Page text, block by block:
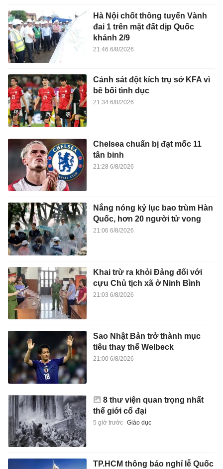
Hà Nội chốt thông tuyến Vành
đai 1 trên mặt đất dịp Quốc
khánh 2/9
21:46 6/8/2026
Cảnh sát đột kích trụ sở KFA vì
bê bối tình dục
21:34 6/8/2026
Chelsea chuẩn bị đạt mốc 11
tân binh
21:28 6/8/2026
Nắng nóng kỷ lục bao trùm Hàn
Quốc, hơn 20 người tử vong
21:06 6/8/2026
Khai trừ ra khỏi Đảng đối với
cựu Chủ tịch xã ở Ninh Bình
21:03 6/8/2026
Sao Nhật Bản trở thành mục
tiêu thay thế Welbeck
21:00 6/8/2026
8 thư viện quan trọng nhất
thế giới cổ đại
5 giờ trước Giáo dục
TP.HCM thông báo nghỉ lễ Quốc